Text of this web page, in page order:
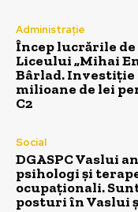
Administrație
Încep lucrările
Liceului „Mihai
Bârlad. Investiție
milioane de lei
C2
Social
DGASPC Vaslui
psihologi și
ocupaționali.
posturi în Vaslui